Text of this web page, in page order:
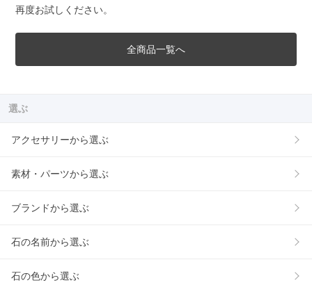
再度お試しください。
全商品一覧へ
選ぶ
アクセサリーから選ぶ
素材・パーツから選ぶ
ブランドから選ぶ
石の名前から選ぶ
石の色から選ぶ